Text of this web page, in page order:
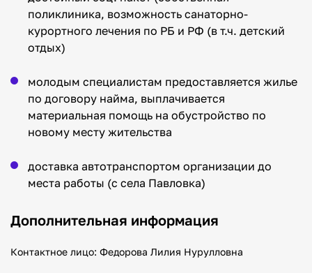
поликлиника, возможность санаторно-
курортного лечения по РБ и РФ (в т.ч. детский
отдых)
молодым специалистам предоставляется жилье
по договору найма, выплачивается
материальная помощь на обустройство по
новому месту жительства
доставка автотранспортом организации до
места работы (с села Павловка)
Дополнительная информация
Контактное лицо: Федорова Лилия Нурулловна